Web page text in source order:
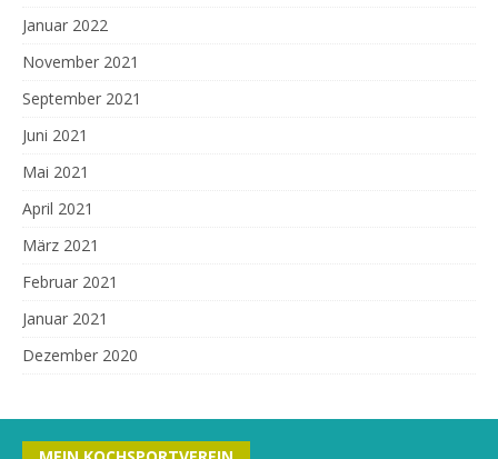
Januar 2022
November 2021
September 2021
Juni 2021
Mai 2021
April 2021
März 2021
Februar 2021
Januar 2021
Dezember 2020